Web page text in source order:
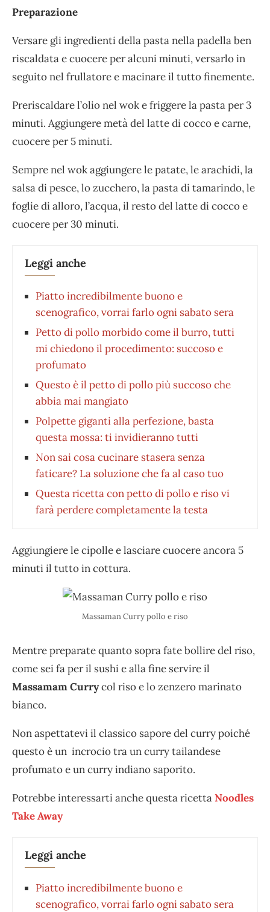
Preparazione
Versare gli ingredienti della pasta nella padella ben
riscaldata e cuocere per alcuni minuti, versarlo in
seguito nel frullatore e macinare il tutto finemente.
Preriscaldare l’olio nel wok e friggere la pasta per 3
minuti. Aggiungere metà del latte di cocco e carne,
cuocere per 5 minuti.
Sempre nel wok aggiungere le patate, le arachidi, la
salsa di pesce, lo zucchero, la pasta di tamarindo, le
foglie di alloro, l’acqua, il resto del latte di cocco e
cuocere per 30 minuti.
Leggi anche
Piatto incredibilmente buono e
scenografico, vorrai farlo ogni sabato sera
Petto di pollo morbido come il burro, tutti
mi chiedono il procedimento: succoso e
profumato
Questo è il petto di pollo più succoso che
abbia mai mangiato
Polpette giganti alla perfezione, basta
questa mossa: ti invidieranno tutti
Non sai cosa cucinare stasera senza
faticare? La soluzione che fa al caso tuo
Questa ricetta con petto di pollo e riso vi
farà perdere completamente la testa
Aggiungiere le cipolle e lasciare cuocere ancora 5
minuti il tutto in cottura.
Massaman Curry pollo e riso
Mentre preparate quanto sopra fate bollire del riso,
come sei fa per il sushi e alla fine servire il
Massamam Currycol riso e lo zenzero marinato
bianco.
Non aspettatevi il classico sapore del curry poiché
questo è un incrocio tra un curry tailandese
profumato e un curry indiano saporito.
Potrebbe interessarti anche questa ricettaNoodles
Take Away
Leggi anche
Piatto incredibilmente buono e
scenografico, vorrai farlo ogni sabato sera